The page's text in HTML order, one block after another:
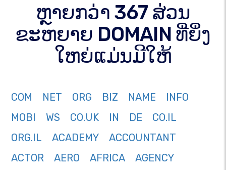
ຫຼາຍກວ່າ 367 ສ່ວນ
ຂະຫຍາຍ DOMAIN ທີ່ຍິ່ງ
ໃຫຍ່ແມ່ນມີໃຫ້
COM NET ORG BIZ NAME
INFO
MOBI
WS CO.UK IN DE
CO.IL
ORG.IL
ACADEMY
ACCOUNTANT
ACTOR
AERO AFRICA
AGENCY